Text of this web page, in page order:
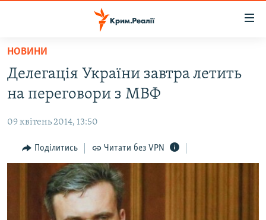
Перейти
основного
матеріалу
до
навігації
Перейти
ВОДА.КРИМ
ВІДЕО ТА ФОТО
ПОЛІТИКА
БЛОГИ
ІНТЕРВ'Ю
ВСЕ ЗА ДЕНЬ
НОВИНИ
Делегація України завтра летить
на переговори з МВФ
09 квітень 2014, 13:50
Поділитись Читати без VPN